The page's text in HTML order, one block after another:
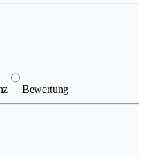
Bewertung